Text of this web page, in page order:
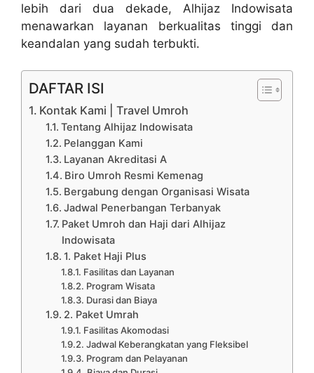
lebih dari dua dekade, Alhijaz Indowisata
menawarkan layanan berkualitas tinggi dan
keandalan yang sudah terbukti.
DAFTAR ISI
Kontak Kami | Travel Umroh
Tentang Alhijaz Indowisata
Pelanggan Kami
Layanan Akreditasi A
Biro Umroh Resmi Kemenag
Bergabung dengan Organisasi Wisata
Jadwal Penerbangan Terbanyak
Paket Umroh dan Haji dari Alhijaz
Indowisata
1. Paket Haji Plus
Fasilitas dan Layanan
Program Wisata
Durasi dan Biaya
2. Paket Umrah
Fasilitas Akomodasi
Jadwal Keberangkatan yang Fleksibel
Program dan Pelayanan